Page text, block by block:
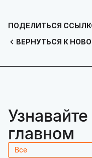
ВЕРНУТЬСЯ К
ПОДЕЛИТЬСЯ
главном
Все